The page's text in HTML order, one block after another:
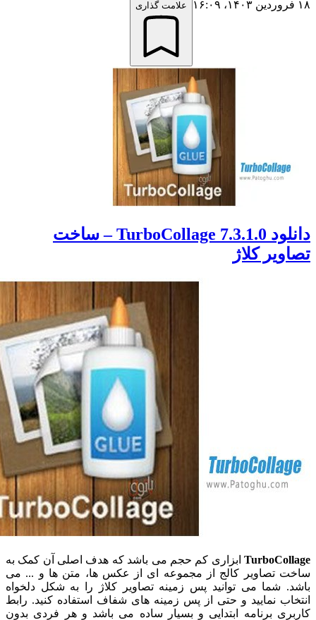
علامت گذاری
دانلود TurboCollage 7.3.1.0 – ساخت
کلاژ
ابزاری کم حجم می باشد که هدف اصلی آن کمک به
تصاویر کالج از مجموعه ای از عکس ها، متن ها و ... می
شما می توانید پس زمینه تصاویر کلاژ را به شکل دلخواه
نمایید و حتی از پس زمینه های شفاف استفاده کنید. رابط
برنامه ابتدایی و بسیار ساده می باشد و هر فردی بدون